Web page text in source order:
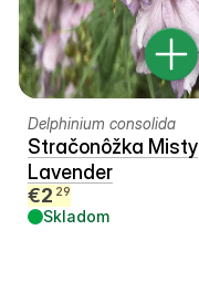
Delphinium consolida
Stračonôžka Misty
Lavender
€2 29
Skladom